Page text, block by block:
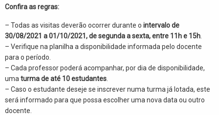
Confira as regras:
– Todas as visitas deverão ocorrer durante o intervalo de
30/08/2021 a 01/10/2021, de segunda a sexta, entre 11h e 15h
– Verifique na planilha a disponibilidade informada pelo docente
para o período.
– Cada professor poderá acompanhar, por dia de disponibilidade,
uma turma de até 10 estudantes
– Caso o estudante deseje se inscrever numa turma já lotada, este
será informado para que possa escolher uma nova data ou outro
docente.